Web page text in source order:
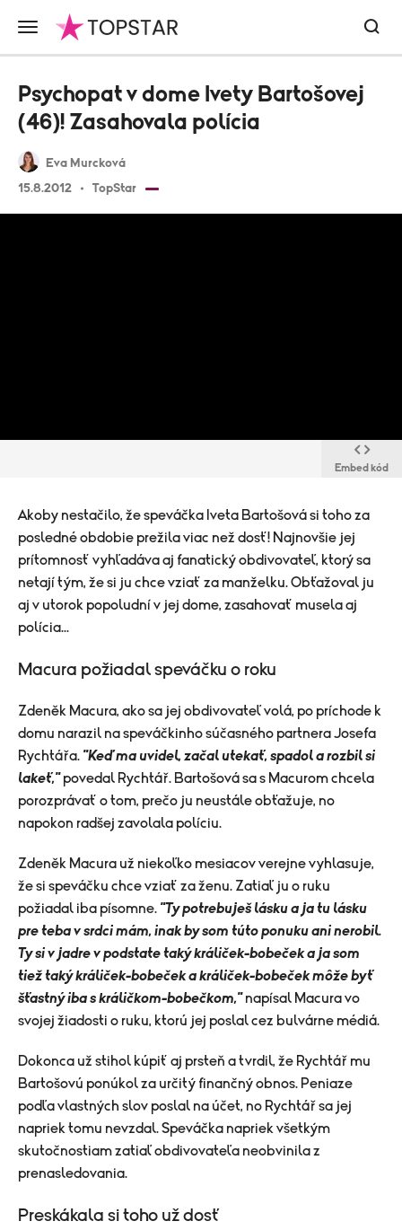
Eva Murcková
15.8.2012
TopStar
Psychopat v dome Ivety Bartošovej
(46)! Zasahovala polícia
Embed kód
Akoby nestačilo, že speváčka Iveta Bartošová si toho za
posledné obdobie prežila viac než dosť! Najnovšie jej
prítomnosť vyhľadáva aj fanatický obdivovateľ, ktorý sa
netají tým, že si ju chce vziať za manželku. Obťažoval ju
aj v utorok popoludní v jej dome, zasahovať musela aj
polícia...
Macura požiadal speváčku o roku
Zdeněk Macura, ako sa jej obdivovateľ volá, po príchode k
domu narazil na speváčkinho súčasného partnera Josefa
Rychtářa. "Keď ma uvidel, začal utekať, spadol a rozbil si
lakeť,"povedal Rychtář. Bartošová sa s Macurom chcela
porozprávať o tom, prečo ju neustále obťažuje, no
napokon radšej zavolala políciu.
Zdeněk Macura už niekoľko mesiacov verejne vyhlasuje,
že si speváčku chce vziať za ženu. Zatiaľ ju o ruku
požiadal iba písomne. "Ty potrebuješ lásku a ja tu lásku
pre teba v srdci mám, inak by som túto ponuku ani nerobil.
Ty si v jadre v podstate taký králiček-bobeček a ja som
tiež taký králiček-bobeček a králiček-bobeček môže byť
šťastný iba s králičkom-bobečkom,"napísal Macura vo
svojej žiadosti o ruku, ktorú jej poslal cez bulvárne médiá.
Dokonca už stihol kúpiť aj prsteň a tvrdil, že Rychtář mu
Bartošovú ponúkol za určitý finančný obnos. Peniaze
podľa vlastných slov poslal na účet, no Rychtář sa jej
napriek tomu nevzdal. Speváčka napriek všetkým
skutočnostiam zatiaľ obdivovateľa neobvinila z
prenasledovania.
Preskákala si toho už dosť